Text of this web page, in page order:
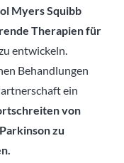
Myers Squibb
Therapien für
entwickeln.
Behandlungen
ein
von
zu